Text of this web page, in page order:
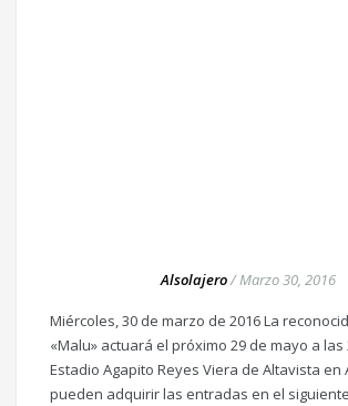
Alsolajero/Marzo 30, 2016
Miércoles, 30 de marzo de 2016 La
«Malu» actuará el próximo 29 de mayo a las
Estadio Agapito Reyes Viera de Altavista en
pueden adquirir las entradas en el siguiente